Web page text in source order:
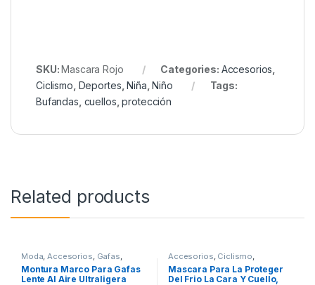
SKU:Mascara Rojo Categories: Accesorios
Ciclismo Deportes ,Niña ,Niño
Tags:
Bufandas cuellos ,protección
Related products
Moda,Accesorios, Gafas,
Hombre
Montura Marco Para Gafas
Lente Al Aire Ultraligera
Accesorios, Ciclismo,
Deportes Niña Niño
Mascara Para La Proteger
Del Frio La Cara Y Cuello,